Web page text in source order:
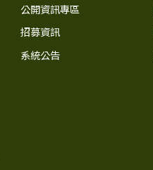
公開資訊專區
招募資訊
系統公告